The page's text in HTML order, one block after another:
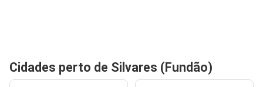
Cidades perto de Silvares (Fundão)